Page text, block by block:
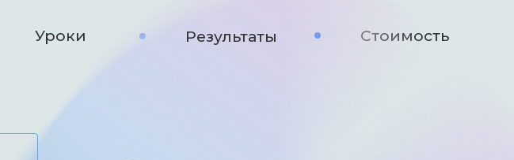
Стоимость
Уроки Результаты